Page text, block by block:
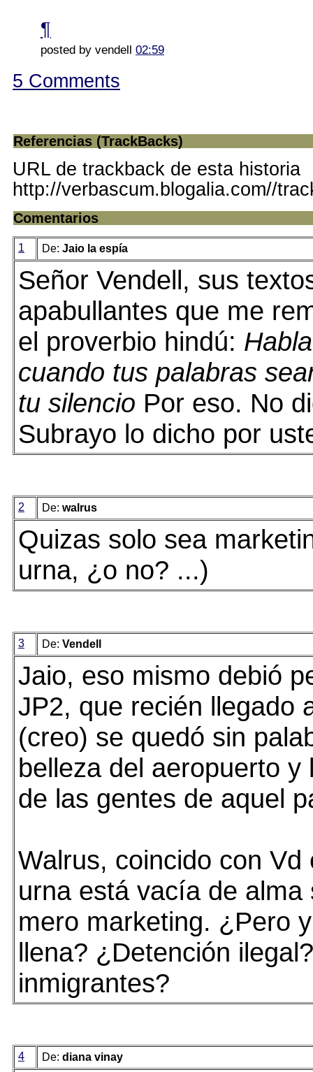
¶
posted by vendell 02:59
5 Comments
Referencias (TrackBacks)
URL de trackback de esta historia
http://verbascum.blogalia.com//
Comentarios
1 De: Jaio la espía
Señor Vendell, sus
apabullantes que me
el proverbio hindú:
cuando tus palabras
tu silencio Por eso. No
Subrayo lo dicho por
2 De: walrus
Quizas solo sea
urna, ¿o no? ...)
3 De: Vendell
Jaio, eso mismo debió
JP2, que recién llegado
(creo) se quedó sin
belleza del aeropuerto y
de las gentes de aquel
Walrus, coincido con Vd
urna está vacía de alma
mero marketing. ¿Pero
llena? ¿Detención
inmigrantes?
4 De: diana vinay